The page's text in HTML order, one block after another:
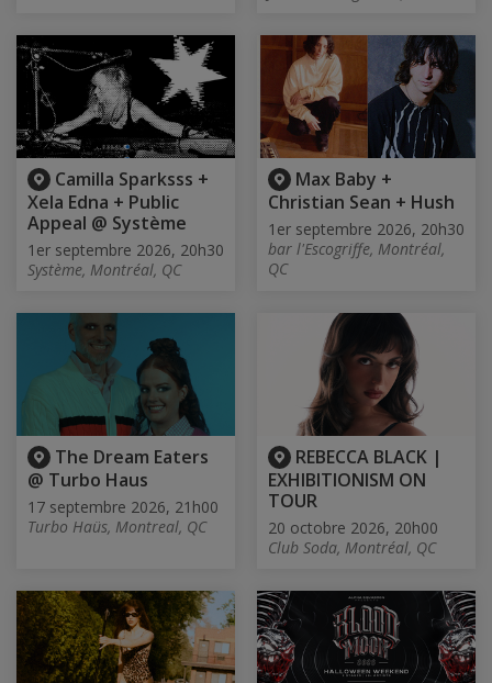
Camilla Sparksss +
Xela Edna + Public
Appeal @ Système
1er septembre 2026, 20h30
Système, Montréal, QC
Max Baby +
Christian Sean + Hush
1er septembre 2026, 20h30
bar l'Escogriffe, Montréal,
QC
The Dream Eaters
@ Turbo Haus
17 septembre 2026, 21h00
Turbo Haüs, Montreal, QC
REBECCA BLACK |
EXHIBITIONISM ON
TOUR
20 octobre 2026, 20h00
Club Soda, Montréal, QC